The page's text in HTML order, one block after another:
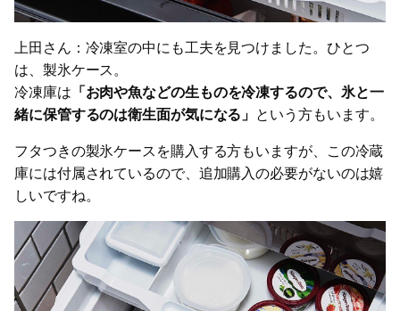
上田さん：冷凍室の中にも工夫を見つけました。ひとつ
は、製氷ケース。
冷凍庫は 「お肉や魚などの生ものを冷凍するので、氷と一
緒に保管するのは衛生面が気になる」 という方もいます。
フタつきの製氷ケースを購入する方もいますが、この冷蔵
庫には付属されているので、追加購入の必要がないのは嬉
しいですね。